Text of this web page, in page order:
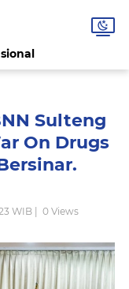
Sulteng
On Drugs
WIB | 0Views